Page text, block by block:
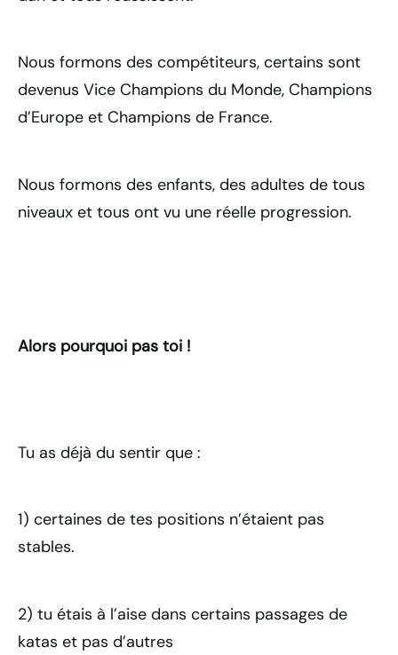
Nous formons des compétiteurs, certains sont
devenus Vice Champions du Monde, Champions
d’Europe et Champions de France.
Nous formons des enfants, des adultes de tous
niveaux et tous ont vu une réelle progression.
Alors pourquoi pas toi !
Tu as déjà du sentir que :
1) certaines de tes positions n’étaient pas
stables.
2) tu étais à l’aise dans certains passages de
katas et pas d’autres